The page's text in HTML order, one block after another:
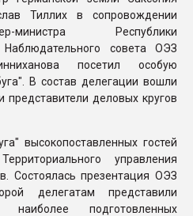
Тиллих в сопровождении
министра Республики
Наблюдательного совета ОЭЗ
посетил особую
В состав делегации вошли
деловых кругов
высокопоставленных гостей
управления
Состоялась презентация ОЭЗ
делегатам представили
подготовленных